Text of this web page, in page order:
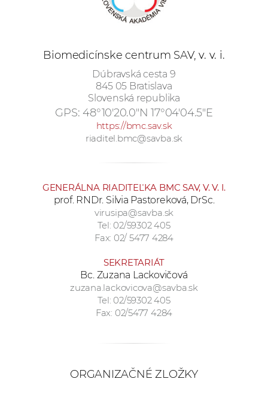
o
Biomedicínske centrum SAV, v. v. i.
Dúbravská cesta 9
845 05 Bratislava
Slovenská republika
GPS:48°10'20.0"N 17°04'04.5"E
https://bmc.sav.sk
riaditel.bmc@savba.sk
GENERÁLNA RIADITEĽKA BMC SAV, V. V. I.
prof. RNDr. Silvia Pastoreková, DrSc.
virusipa@savba.sk
Tel: 02/59302 405
Fax: 02/ 5477 4284
SEKRETARIÁT
Bc. Zuzana Lackovičová
zuzana.lackovicova@savba.sk
Tel: 02/59302 405
Fax: 02/5477 4284
ORGANIZAČNÉ ZLOŽKY